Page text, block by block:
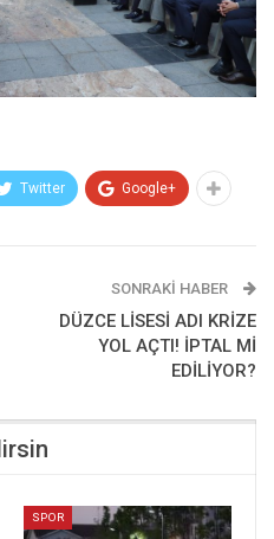
Twitter Google+
SONRAKI HABER
DÜZCE LİSESİ ADI KRİZE
YOL AÇTI! İPTAL Mİ
EDİLİYOR?
SPOR